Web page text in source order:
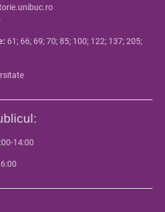
61; 66; 69; 70; 85; 100; 122; 137; 205;
14:00